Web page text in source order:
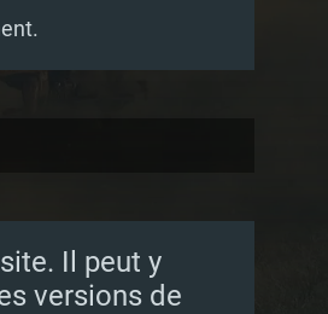
Il peut y
versions de